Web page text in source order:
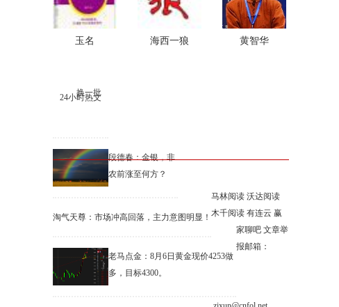
玉名 海西一狼 黄智华
24小时热文
换一批
段德春：金银，非
农前涨至何方？
淘气天尊：市场冲高回落，主力意图明显！
老马点金：8月6日黄金现价4253做
多，目标4300。
马林阅读 沃达阅读
木千阅读 有连云 赢
家聊吧 文章举
报邮箱：